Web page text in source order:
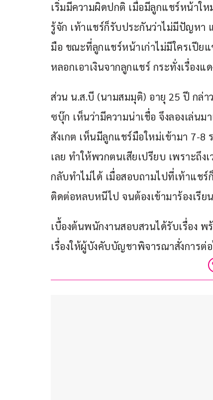
เริ่มมีความผิดปกติ เมื่อมีลูกแชร์หน้าใ
รู้จัก เท้าแชร์ก็รับประกันว่าไม่มีปัญห
มือ ขณะที่ลูกแชร์หน้าเก่าไม่มีใครเปีย
หลอกเอาเงินจากลูกแชร์ กระทั่งเรื่อง
ส่วน น.ส.บี (นามสมมุติ) อายุ 25 ปี กล่า
ซบุ๊ก เห็นว่ามีความน่าเชื่อ จึงลองเล่น
สังเกต เห็นมีลูกแชร์มือใหม่เข้ามา 7-8
เลย ทำให้พวกตนเสียเปรียบ เพราะถึง
กลับทำไม่ได้ เมื่อสอบถามไปที่เท้าแช
ติดต่อหลบหนีไป จนต้องเข้ามาร้องเรีย
เบื้องต้นพนักงานสอบสวนได้รับเรื่อง พ
เรื่องให้ผู้บังคับบัญชาพิจารณาสั่งการต่